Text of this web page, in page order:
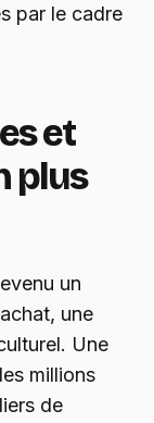
par le cadre
et
plus
un
une
Une
millions
de